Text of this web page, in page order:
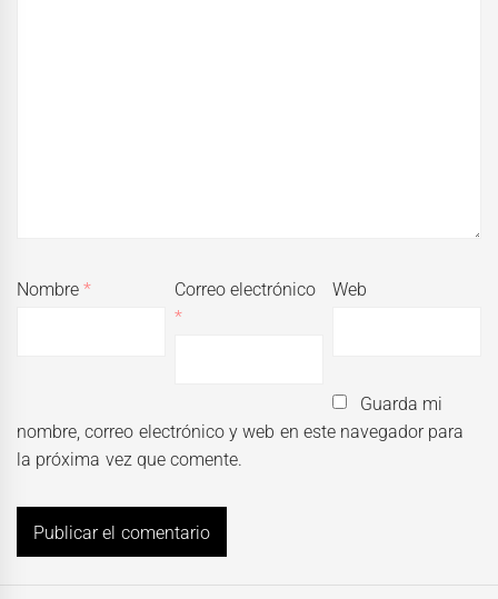
Nombre*
Correo electrónico
*
Web
Guarda mi
nombre, correo electrónico y web en este navegador para
la próxima vez que comente.